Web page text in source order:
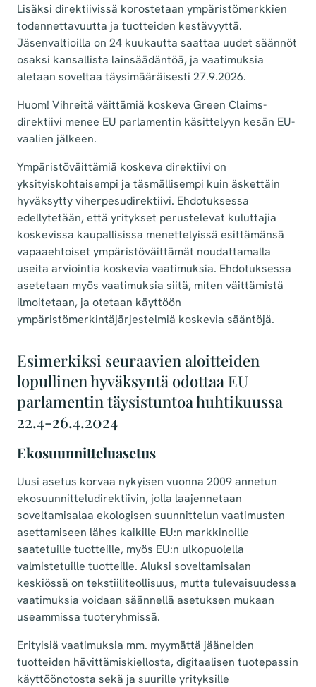
Lisäksi direktiivissä korostetaan ympäristömerkkien
todennettavuutta ja tuotteiden kestävyyttä.
Jäsenvaltioilla on 24 kuukautta saattaa uudet säännöt
osaksi kansallista lainsäädäntöä, ja vaatimuksia
aletaan soveltaa täysimääräisesti 27.9.2026.
Huom! Vihreitä väittämiä koskeva Green Claims-
direktiivi menee EU parlamentin käsittelyyn kesän EU-
vaalien jälkeen.
Ympäristöväittämiä koskeva direktiivi on
yksityiskohtaisempi ja täsmällisempi kuin äskettäin
hyväksytty viherpesudirektiivi. Ehdotuksessa
edellytetään, että yritykset perustelevat kuluttajia
koskevissa kaupallisissa menettelyissä esittämänsä
vapaaehtoiset ympäristöväittämät noudattamalla
useita arviointia koskevia vaatimuksia. Ehdotuksessa
asetetaan myös vaatimuksia siitä, miten väittämistä
ilmoitetaan, ja otetaan käyttöön
ympäristömerkintäjärjestelmiä koskevia sääntöjä.
Esimerkiksi seuraavien aloitteiden
lopullinen hyväksyntä odottaa EU
parlamentin täysistuntoa huhtikuussa
22.4-26.4.2024
Ekosuunnitteluasetus
Uusi asetus korvaa nykyisen vuonna 2009 annetun
ekosuunnitteludirektiivin, jolla laajennetaan
soveltamisalaa ekologisen suunnittelun vaatimusten
asettamiseen lähes kaikille EU:n markkinoille
saatetuille tuotteille, myös EU:n ulkopuolella
valmistetuille tuotteille. Aluksi soveltamisalan
keskiössä on tekstiiliteollisuus, mutta tulevaisuudessa
vaatimuksia voidaan säännellä asetuksen mukaan
useammissa tuoteryhmissä.
Erityisiä vaatimuksia mm. myymättä jääneiden
tuotteiden hävittämiskiellosta, digitaalisen tuotepassin
käyttöönotosta sekä ja suurille yrityksille